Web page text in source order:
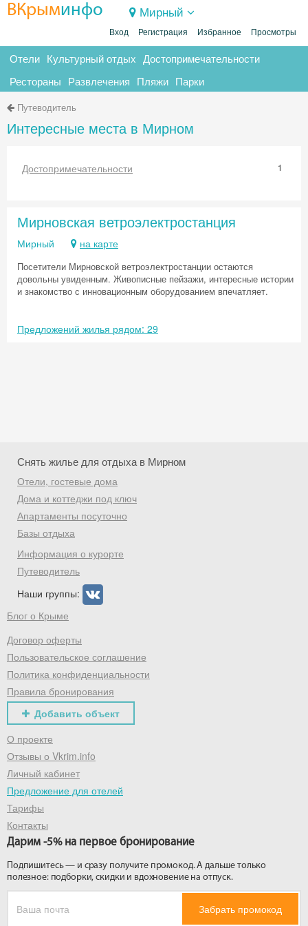
ВКрыминфо Мирный
Вход Регистрация Избранное Просмотры
Отели Культурный отдых Достопримечательности
Рестораны Развлечения Пляжи Парки
Путеводитель
Интересные места в Мирном
Достопримечательности 1
Мирновская ветроэлектростанция
Мирный на карте
Посетители Мирновской ветроэлектростанции остаются
довольны увиденным. Живописные пейзажи, интересные истории
и знакомство с инновационным оборудованием впечатляет.
Предложений жилья рядом: 29
Снять жилье для отдыха в Мирном
Отели, гостевые дома
Дома и коттеджи под ключ
Апартаменты посуточно
Базы отдыха
Информация о курорте
Путеводитель
Наши группы:
Блог о Крыме
Договор оферты
Пользовательское соглашение
Политика конфиденциальности
Правила бронирования
Добавить объект
О проекте
Отзывы о Vkrim.info
Личный кабинет
Предложение для отелей
Тарифы
Контакты
Дарим -5% на первое бронирование
Подпишитесь — и сразу получите промокод. А дальше только
полезное: подборки, скидки и вдохновение на отпуск.
Забрать промокод
Скидка −5%
Хочешь дешевле? Оставь почту и получи
промокод на первое бронирование!